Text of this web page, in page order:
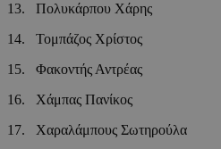
13. Πολυκάρπου Χάρης
14. Τομπάζος Χρίστος
15. Φακοντής Αντρέας
16. Χάμπας Πανίκος
17. Χαραλάμπους Σωτηρούλα